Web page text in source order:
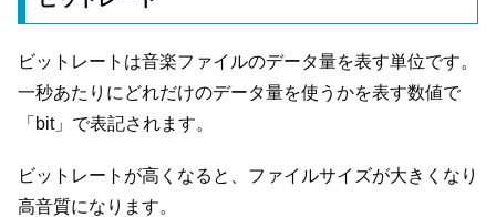
ビットレートは音楽ファイルのデータ量を表す単位です。
一秒あたりにどれだけのデータ量を使うかを表す数値で
「bit」で表記されます。
ビットレートが高くなると、ファイルサイズが大きくなり
高音質になります。